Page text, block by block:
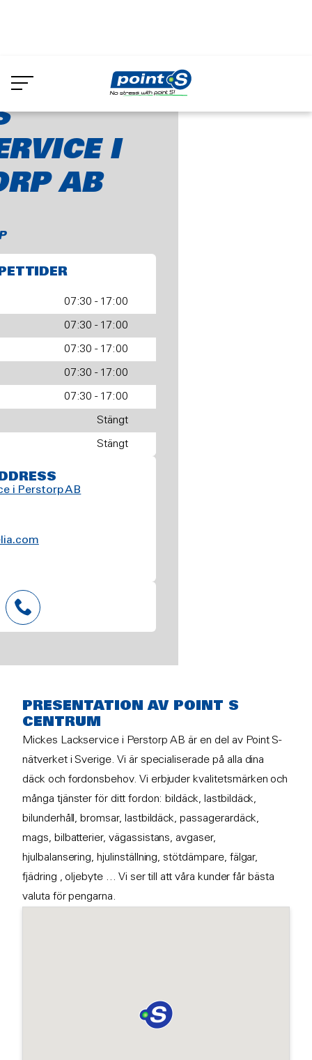
to
main
Mickes Lackservice i Perstorp AB
I
AB
07:30 - 17:00
07:30 - 17:00
07:30 - 17:00
07:30 - 17:00
07:30 - 17:00
Stängt
Stängt
i Perstorp AB
PRESENTATION AV POINT S
CENTRUM
Mickes Lackservice i Perstorp AB är en del av Point S-
nätverket i Sverige. Vi är specialiserade på alla dina
däck och fordonsbehov. Vi erbjuder kvalitetsmärken och
många tjänster för ditt fordon: bildäck, lastbildäck,
bilunderhåll, bromsar, lastbildäck, passagerardäck,
mags, bilbatterier, vägassistans, avgaser,
hjulbalansering, hjulinställning, stötdämpare, fälgar,
fjädring , oljebyte ... Vi ser till att våra kunder får bästa
valuta för pengarna.